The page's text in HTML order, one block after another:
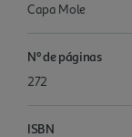
Capa Mole
Nº de páginas
272
ISBN